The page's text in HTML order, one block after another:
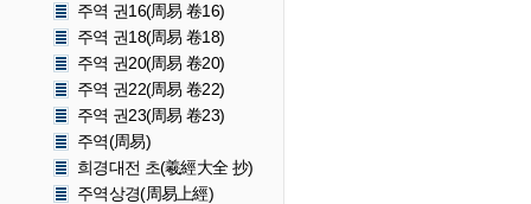
주역 권16(周易 卷16)
주역 권18(周易 卷18)
주역 권20(周易 卷20)
주역 권22(周易 卷22)
주역 권23(周易 卷23)
주역(周易)
희경대전 초(羲經大全 抄)
주역상경(周易上經)